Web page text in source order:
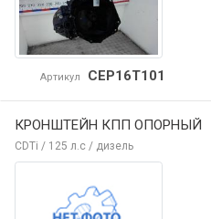
Артикул CEP16T101
КРОНШТЕЙН КПП ОПОРНЫЙ
CDTi / 125 л.с / дизель